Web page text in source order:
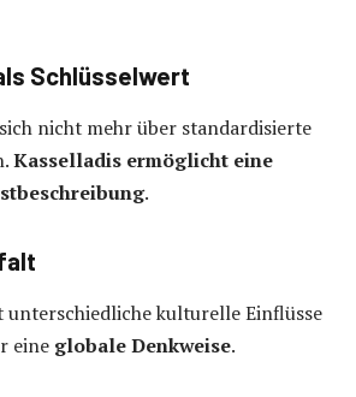
Schlüsselwert
nicht mehr über standardisierte
Kasselladis ermöglicht eine
.
kulturelle Einflüsse
eine globale Denkweise.